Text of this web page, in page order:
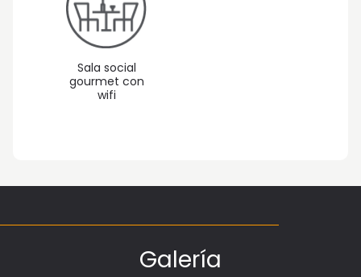
Sala social
gourmet con
wifi
Galería